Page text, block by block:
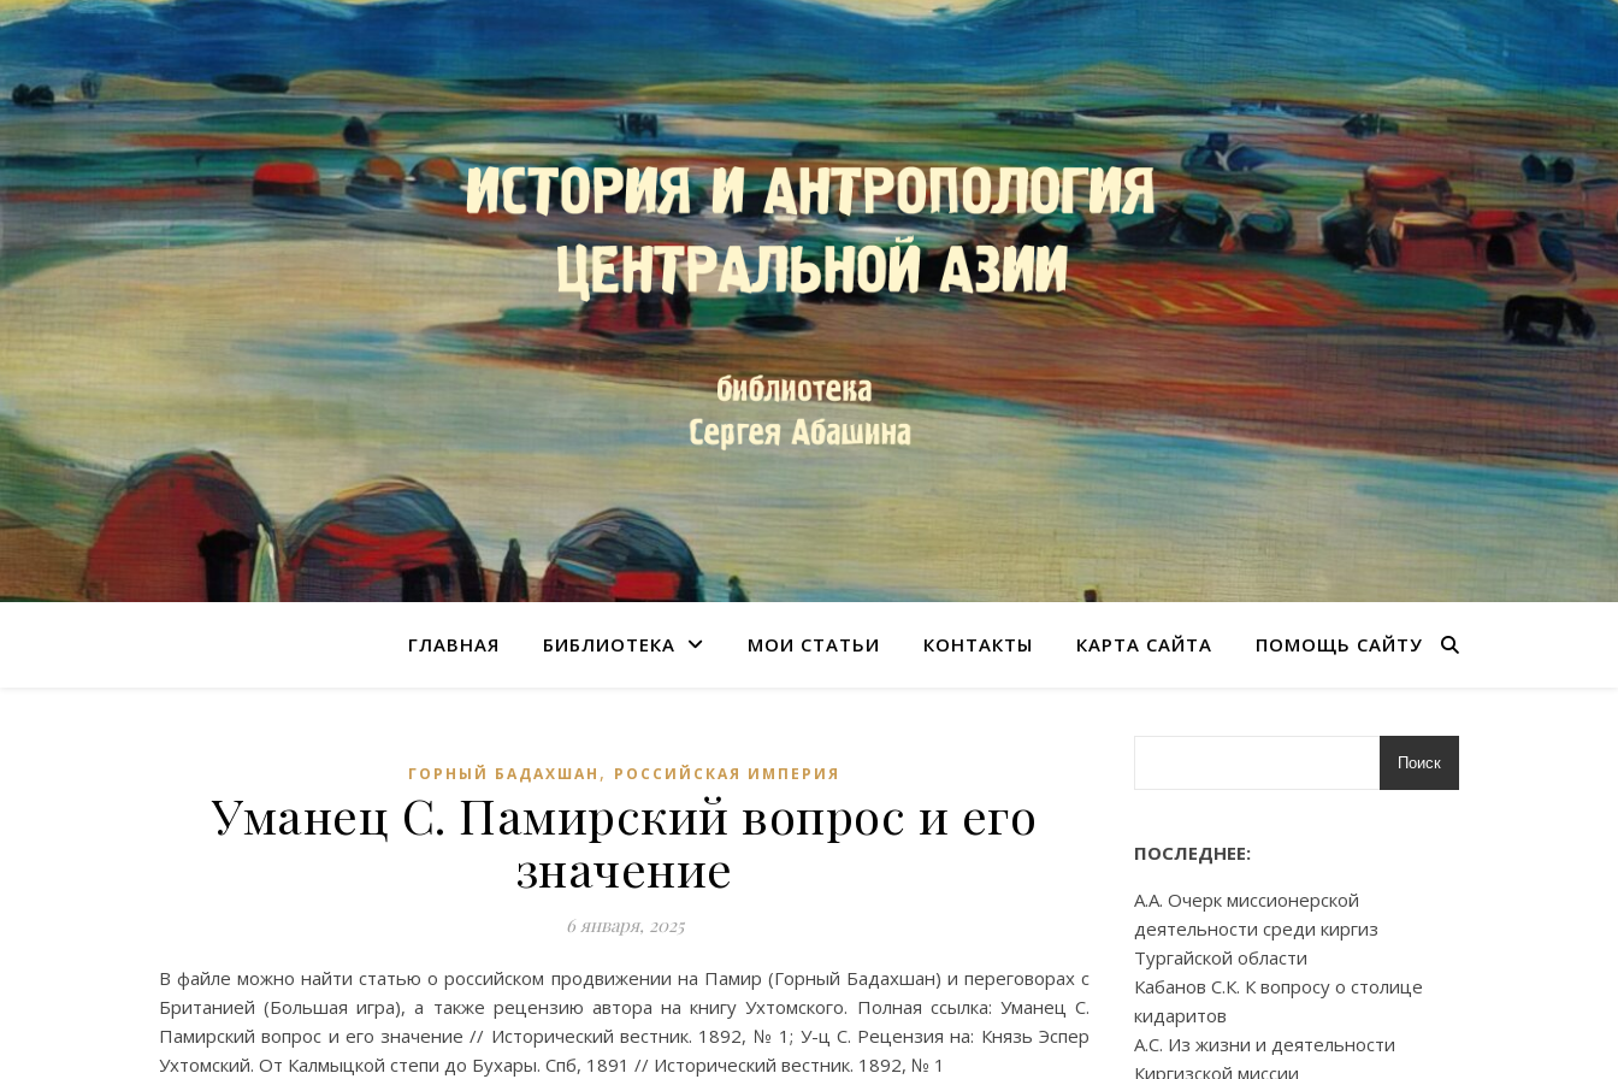
ГЛАВНАЯ БИБЛИОТЕКА МОИ СТАТЬИ КОНТАКТЫ КАРТА САЙТА ПОМОЩЬ САЙТУ
ГОРНЫЙ БАДАХШАН , РОССИЙСКАЯ ИМПЕРИЯ
Уманец С. Памирский вопрос и его
значение
6 января, 2025
В файле можно найти статью о российском продвижении на Памир (Горный Бадахшан) и переговорах с
Британией (Большая игра), а также рецензию автора на книгу Ухтомского. Полная ссылка: Уманец С.
Памирский вопрос и его значение // Исторический вестник. 1892, № 1; У-ц С. Рецензия на: Князь Эспер
Ухтомский. От Калмыцкой степи до Бухары. Спб, 1891 // Исторический вестник. 1892, № 1
Поиск
ПОСЛЕДНЕЕ:
А.А. Очерк миссионерской
деятельности среди киргиз
Тургайской области
Кабанов С.К. К вопросу о столице
кидаритов
А.С. Из жизни и деятельности
Киргизской миссии